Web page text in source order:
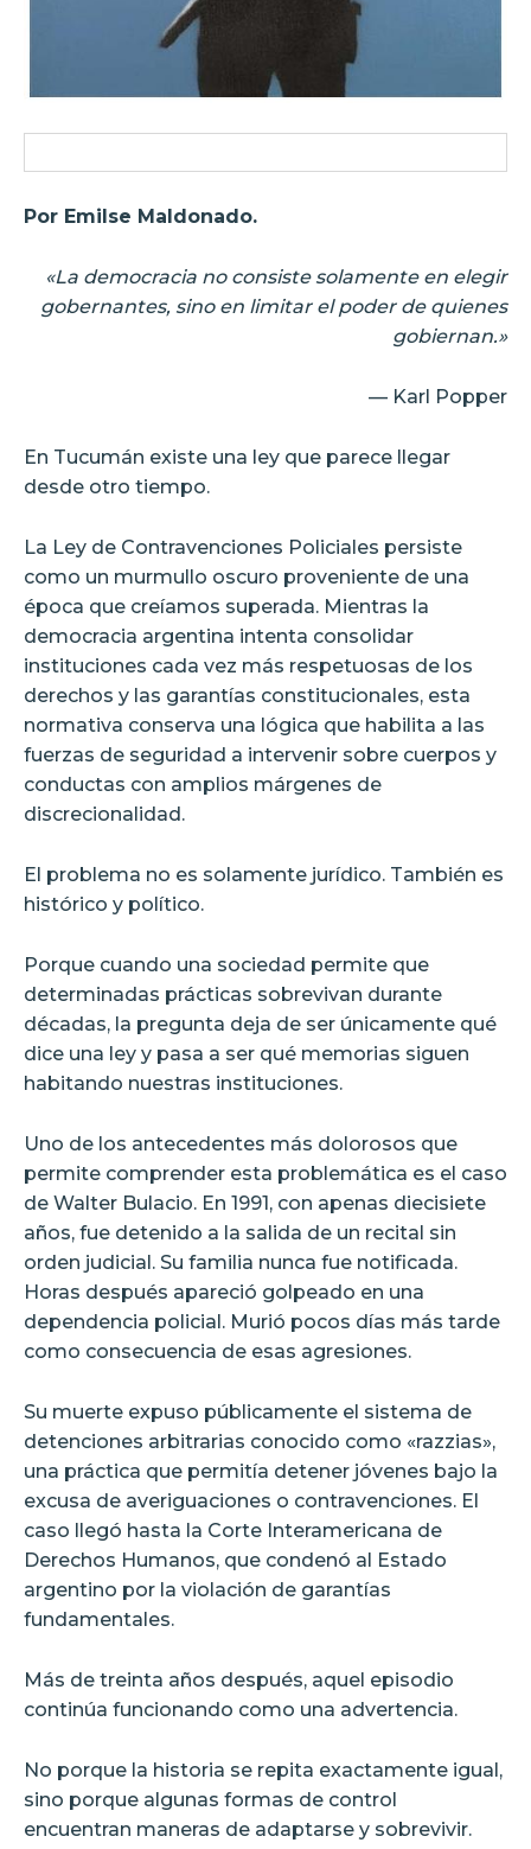
Por Emilse Maldonado.
«La democracia no consiste solamente en elegir
gobernantes, sino en limitar el poder de quienes
gobiernan.»
— Karl Popper
En Tucumán existe una ley que parece llegar
desde otro tiempo.
La Ley de Contravenciones Policiales persiste
como un murmullo oscuro proveniente de una
época que creíamos superada. Mientras la
democracia argentina intenta consolidar
instituciones cada vez más respetuosas de los
derechos y las garantías constitucionales, esta
normativa conserva una lógica que habilita a las
fuerzas de seguridad a intervenir sobre cuerpos y
conductas con amplios márgenes de
discrecionalidad.
El problema no es solamente jurídico. También es
histórico y político.
Porque cuando una sociedad permite que
determinadas prácticas sobrevivan durante
décadas, la pregunta deja de ser únicamente qué
dice una ley y pasa a ser qué memorias siguen
habitando nuestras instituciones.
Uno de los antecedentes más dolorosos que
permite comprender esta problemática es el caso
de Walter Bulacio. En 1991, con apenas diecisiete
años, fue detenido a la salida de un recital sin
orden judicial. Su familia nunca fue notificada.
Horas después apareció golpeado en una
dependencia policial. Murió pocos días más tarde
como consecuencia de esas agresiones.
Su muerte expuso públicamente el sistema de
detenciones arbitrarias conocido como «razzias»,
una práctica que permitía detener jóvenes bajo la
excusa de averiguaciones o contravenciones. El
caso llegó hasta la Corte Interamericana de
Derechos Humanos, que condenó al Estado
argentino por la violación de garantías
fundamentales.
Más de treinta años después, aquel episodio
continúa funcionando como una advertencia.
No porque la historia se repita exactamente igual,
sino porque algunas formas de control
encuentran maneras de adaptarse y sobrevivir.